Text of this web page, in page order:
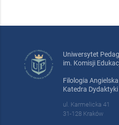
Uniwersytet
im. Komisji
Filologia Angielska
Katedra Dydaktyki
ul. Karmelicka 41
31-128 Kraków